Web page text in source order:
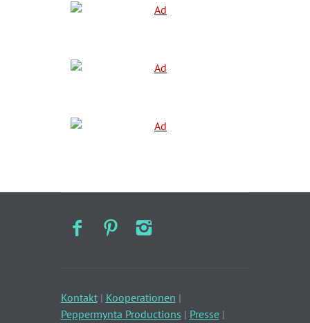
Kontakt| Kooperationen |
Peppermynta Productions | Presse|